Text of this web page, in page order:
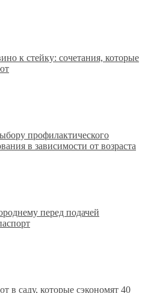
к стейку: сочетания, которые
профилактического
в зависимости от возраста
перед подачей
в саду, которые сэкономят 40